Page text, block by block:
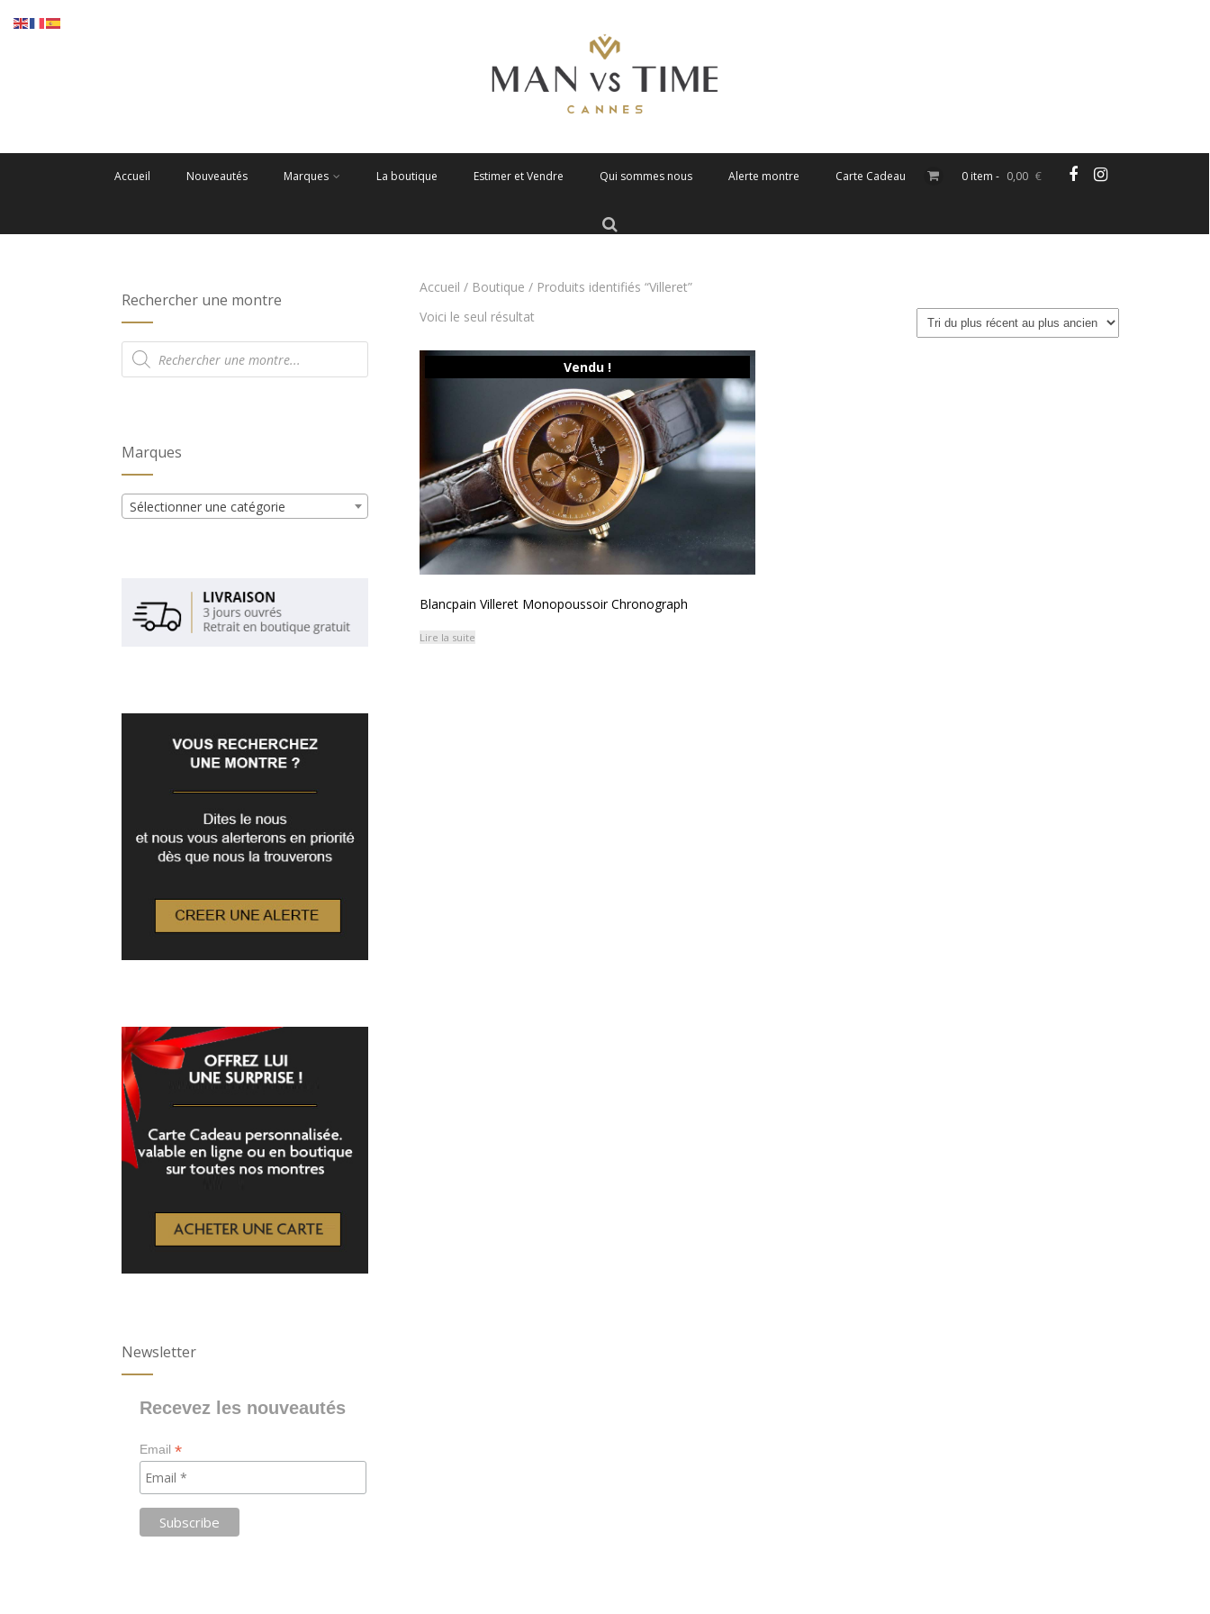
Accueil Nouveautés Marques La boutique Estimer et Vendre Qui sommes nous Alerte montre Carte Cadeau 0 item - 0,00 €
Accueil / Boutique / Produits identifiés “Villeret”
Voici le seul résultat
Vendu !
Blancpain Villeret Monopoussoir Chronograph
Lire la suite
Rechercher une montre
Recherche
de
produits
Marques
Sélectionner une catégorie
Newsletter
Recevez les nouveautés
Email*